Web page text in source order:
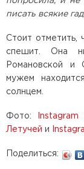
писать всякие
Стоит отметить,
спешит. Она
Романовской и
мужем
солнцем.
Фото: Instagram
Летучей и
Поделиться: